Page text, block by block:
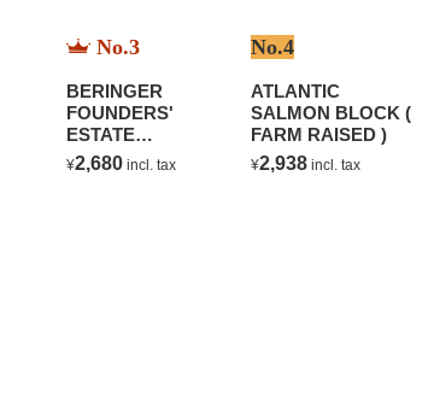
No.3
BERINGER
FOUNDERS'
ESTATE
CHARDONNAY
¥2,680 incl. tax
No.4
ATLANTIC
SALMON BLOCK (
FARM RAISED )
¥2,938 incl. tax